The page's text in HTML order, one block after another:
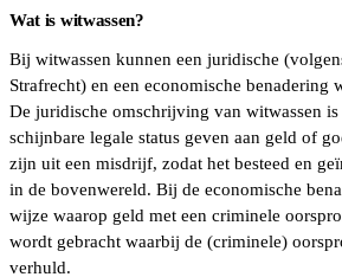
Wat is witwassen?
Bij witwassen kunnen een juridische
Strafrecht) en een economische benadering
De juridische omschrijving van witwassen is
schijnbare legale status geven aan geld of
zijn uit een misdrijf, zodat het besteed en
in de bovenwereld. Bij de economische
wijze waarop geld met een criminele
wordt gebracht waarbij de (criminele)
verhuld.